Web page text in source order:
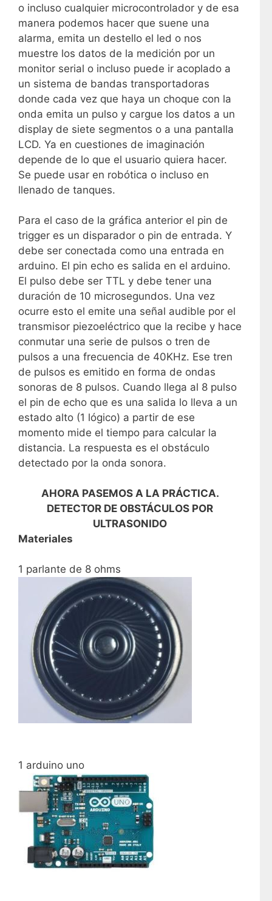
o incluso cualquier microcontrolador y de esa
manera podemos hacer que suene una
alarma, emita un destello el led o nos
muestre los datos de la medición por un
monitor serial o incluso puede ir acoplado a
un sistema de bandas transportadoras
donde cada vez que haya un choque con la
onda emita un pulso y cargue los datos a un
display de siete segmentos o a una pantalla
LCD. Ya en cuestiones de imaginación
depende de lo que el usuario quiera hacer.
Se puede usar en robótica o incluso en
llenado de tanques.
Para el caso de la gráfica anterior el pin de
trigger es un disparador o pin de entrada. Y
debe ser conectada como una entrada en
arduino. El pin echo es salida en el arduino.
El pulso debe ser TTL y debe tener una
duración de 10 microsegundos. Una vez
ocurre esto el emite una señal audible por el
transmisor piezoeléctrico que la recibe y hace
conmutar una serie de pulsos o tren de
pulsos a una frecuencia de 40KHz. Ese tren
de pulsos es emitido en forma de ondas
sonoras de 8 pulsos. Cuando llega al 8 pulso
el pin de echo que es una salida lo lleva a un
estado alto (1 lógico) a partir de ese
momento mide el tiempo para calcular la
distancia. La respuesta es el obstáculo
detectado por la onda sonora.
AHORA PASEMOS A LA PRÁCTICA.
DETECTOR DE OBSTÁCULOS POR
ULTRASONIDO
Materiales
1 parlante de 8 ohms
1 arduino uno